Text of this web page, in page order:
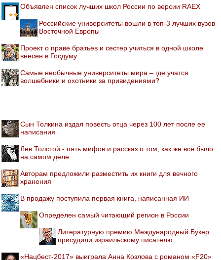
Объявлен список лучших школ России по версии RAEX
Российские университеты вошли в топ-3 лучших вузов
Восточной Европы
Проект о праве братьев и сестер учиться в одной школе
внесен в Госдуму
Самые необычные университеты мира – где учатся
волшебники и охотники за привидениями?
Сын Толкина издал повесть отца через 100 лет после ее
написания
Лев Толстой - пять мифов и рассказ о том, как же всё было
на самом деле
Авторам предложили разместить их книги для вечного
хранения
В продажу поступила первая книга, написанная ИИ
Определен самый читающий регион в России
Литературную премию Международный Букер
присудили израильскому писателю
«Нацбест-2017» выиграла Анна Козлова с романом «F20»